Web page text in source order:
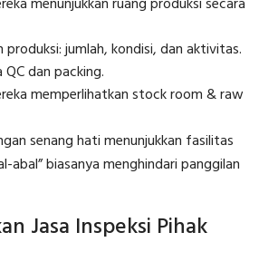
produksi: jumlah, kondisi, dan aktivitas.
dan packing.
memperlihatkan stock room & raw
senang hati menunjukkan fasilitas
abal” biasanya menghindari panggilan
Jasa Inspeksi Pihak